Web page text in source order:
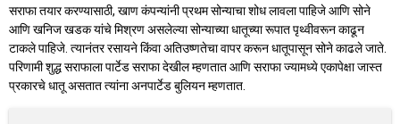
सराफा तयार करण्यासाठी, खाण कंपन्यांनी प्रथम सोन्याचा शोध लावला पाहिजे आणि सोने
आणि खनिज खडक यांचे मिश्रण असलेल्या सोन्याच्या धातूच्या रूपात पृथ्वीवरून काढून
टाकले पाहिजे. त्यानंतर रसायने किंवा अतिउष्णतेचा वापर करून धातूपासून सोने काढले जाते.
परिणामी शुद्ध सराफाला पार्टेड सराफा देखील म्हणतात आणि सराफा ज्यामध्ये एकापेक्षा जास्त
प्रकारचे धातू असतात त्यांना अनपार्टेड बुलियन म्हणतात.